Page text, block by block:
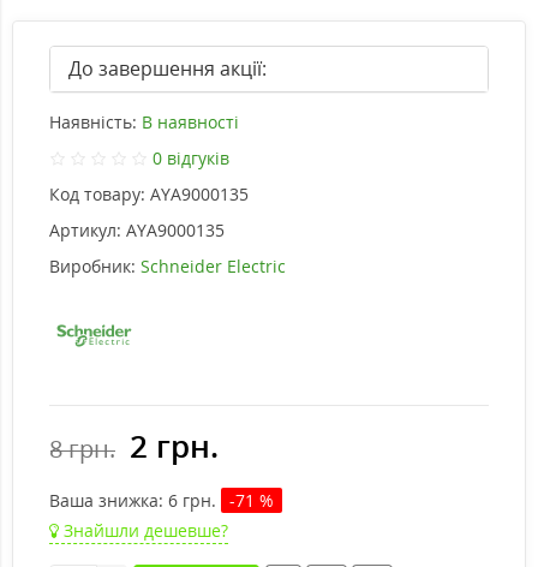
До завершення акції:
Наявність: В наявності
0 відгуків
Код товару: AYA9000135
Артикул: AYA9000135
Виробник: Schneider Electric
8 грн. 2 грн.
Ваша знижка: 6 грн.
-71 %
Знайшли дешевше?